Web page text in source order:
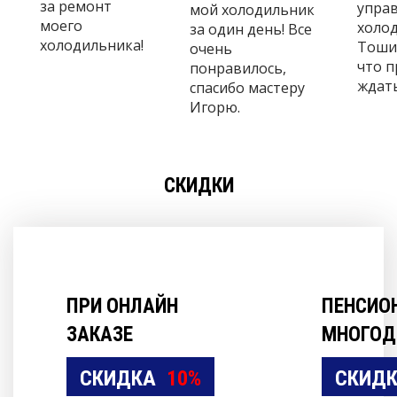
за ремонт
моего
холодильника!
мой холодильник
за один день! Все
очень
понравилось,
спасибо мастеру
Игорю.
что
СКИДКИ
ПРИ ОНЛАЙН
ЗАКАЗЕ
СКИДКА 10%